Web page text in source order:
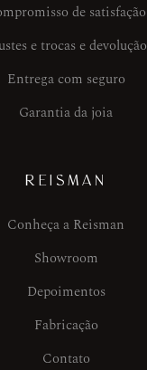
de satisfação
e trocas e devolução
Entrega com seguro
Garantia da joia
REISMAN
Conheça a Reisman
Showroom
Depoimentos
Fabricação
Contato